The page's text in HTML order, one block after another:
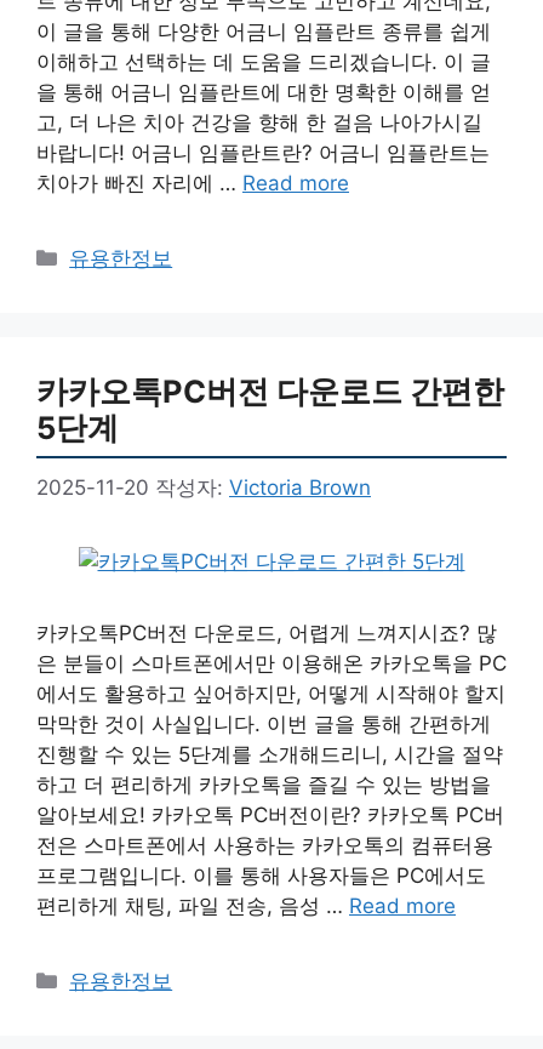
이 글을 통해 다양한 어금니 임플란트 종류를 쉽게
이해하고 선택하는 데 도움을 드리겠습니다. 이 글
을 통해 어금니 임플란트에 대한 명확한 이해를 얻
고, 더 나은 치아 건강을 향해 한 걸음 나아가시길
바랍니다! 어금니 임플란트란? 어금니 임플란트는
치아가 빠진 자리에 … Read more
카
유용한정보
카카오톡PC버전 다운로드 간편한
5단계
2025-11-20 작성자: Victoria Brown
카카오톡PC버전 다운로드, 어렵게 느껴지시죠? 많
은 분들이 스마트폰에서만 이용해온 카카오톡을 PC
에서도 활용하고 싶어하지만, 어떻게 시작해야 할지
막막한 것이 사실입니다. 이번 글을 통해 간편하게
진행할 수 있는 5단계를 소개해드리니, 시간을 절약
하고 더 편리하게 카카오톡을 즐길 수 있는 방법을
알아보세요! 카카오톡 PC버전이란? 카카오톡 PC버
전은 스마트폰에서 사용하는 카카오톡의 컴퓨터용
프로그램입니다. 이를 통해 사용자들은 PC에서도
편리하게 채팅, 파일 전송, 음성 … Read more
카
유용한정보